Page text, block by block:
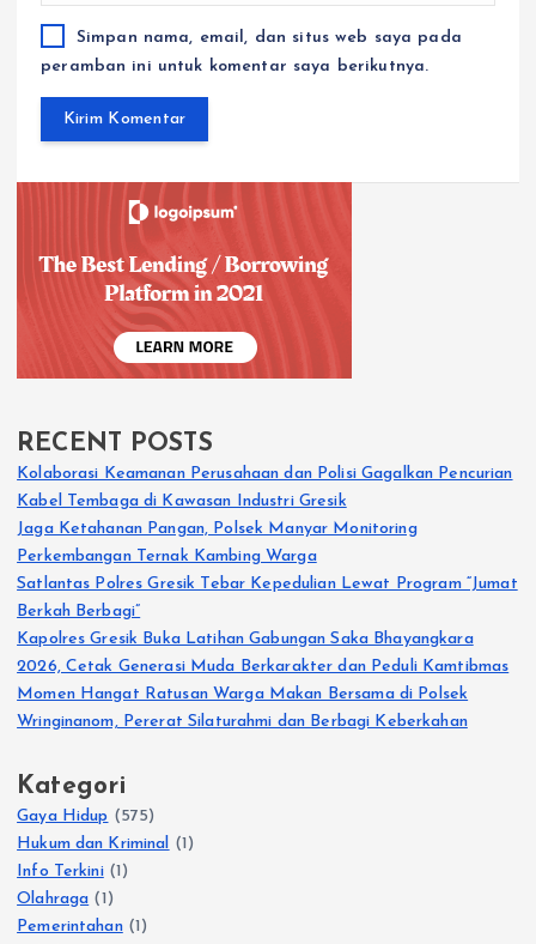
Simpan nama, email, dan situs web saya pada
peramban ini untuk komentar saya berikutnya.
RECENT POSTS
Kolaborasi Keamanan Perusahaan dan Polisi Gagalkan Pencurian
Kabel Tembaga di Kawasan Industri Gresik
Jaga Ketahanan Pangan, Polsek Manyar Monitoring
Perkembangan Ternak Kambing Warga
Satlantas Polres Gresik Tebar Kepedulian Lewat Program “Jumat
Berkah Berbagi”
Kapolres Gresik Buka Latihan Gabungan Saka Bhayangkara
2026, Cetak Generasi Muda Berkarakter dan Peduli Kamtibmas
Momen Hangat Ratusan Warga Makan Bersama di Polsek
Wringinanom, Pererat Silaturahmi dan Berbagi Keberkahan
Kategori
Gaya Hidup (575)
Hukum dan Kriminal (1)
Info Terkini(1)
Olahraga (1)
Pemerintahan(1)